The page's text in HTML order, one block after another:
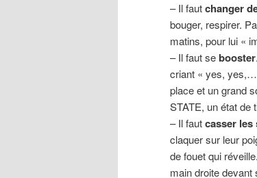
– Il fautchanger
bouger, respirer.
matins, pour lui «
– Il faut sebooster
criant « yes,
place et un grand
STATE, un état de
– Il fautcasser les
claquer sur leur
de fouet qui
main droite devant